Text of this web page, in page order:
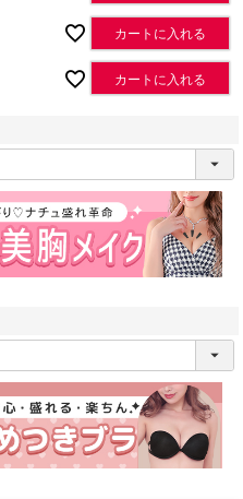
カートに入れる
カートに入れる